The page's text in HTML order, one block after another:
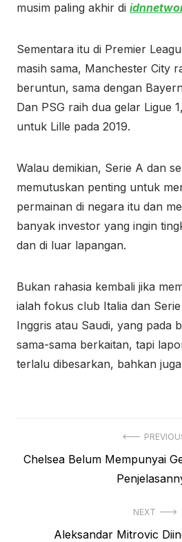
musim paling akhir di
Sementara itu di Premier
masih sama, Manchester City
beruntun, sama dengan
Dan PSG raih dua gelar Ligue
untuk Lille pada 2019.
Walau demikian, Serie A dan
memutuskan penting untuk
permainan di negara itu dan
banyak investor yang ingin
dan di luar lapangan.
Bukan rahasia kembali jika
ialah fokus club Italia dan
Inggris atau Saudi, yang pada
sama-sama berkaitan, tapi
terlalu dibesarkan, bahkan
pos
Previous
Chelsea Belum Mempunyai
NEXT
Next
Aleksandar Mitrovic